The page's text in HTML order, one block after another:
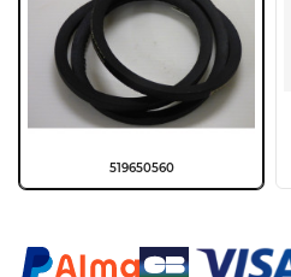
519650560